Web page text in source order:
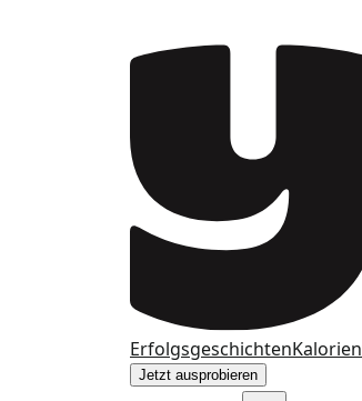
Erfolgsgeschichten
Jetzt ausprobieren